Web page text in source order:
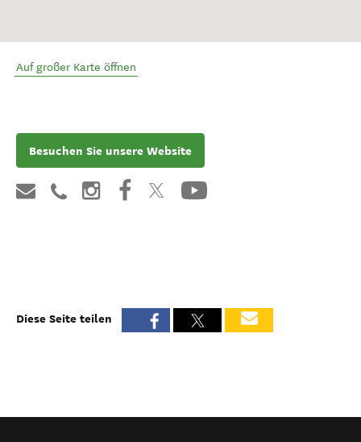
Auf großer Karte öffnen
Besuchen Sie unsere Website
Diese Seite teilen